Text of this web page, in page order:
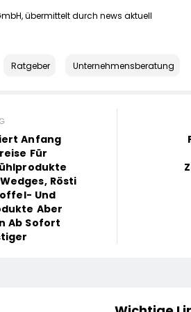
übermittelt durch news aktuell
Ratgeber Unternehmensberatung
Anfang
Für
Rösti
Und
Aber
Ab Sofort